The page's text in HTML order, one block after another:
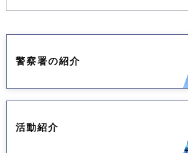
警察署の紹介
活動紹介